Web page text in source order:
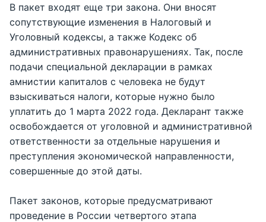
В пакет входят еще три закона. Они вносят
сопутствующие изменения в Налоговый и
Уголовный кодексы, а также Кодекс об
административных правонарушениях. Так, после
подачи специальной декларации в рамках
амнистии капиталов с человека не будут
взыскиваться налоги, которые нужно было
уплатить до 1 марта 2022 года. Декларант также
освобождается от уголовной и административной
ответственности за отдельные нарушения и
преступления экономической направленности,
совершенные до этой даты.
Пакет законов, которые предусматривают
проведение в России четвертого этапа